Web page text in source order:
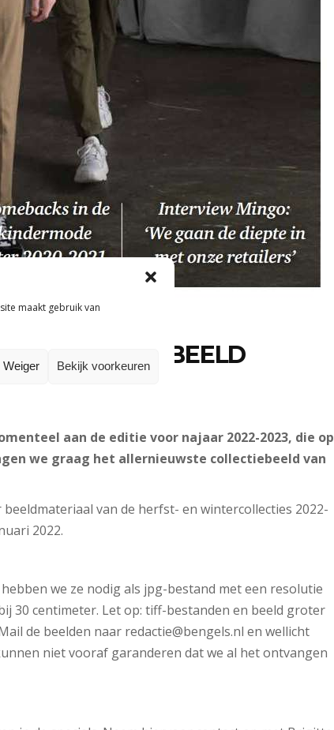
maakt gebruik van
Weiger Bekijk voorkeuren
COLLECTIEBEELD
aan de editie voor najaar 2022-2023, die op
we graag het allernieuwste collectiebeeld van
van de herfst- en wintercollecties 2022-
2022.
we ze nodig als jpg-bestand met een resolutie
30 centimeter. Let op: tiff-bestanden en beeld groter
de beelden naar redactie@bengels.nl en wellicht
niet vooraf garanderen dat we al het ontvangen